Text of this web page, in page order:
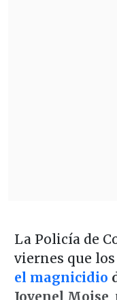
La Policía de
viernes que los
el magnicidio
Jovenel Moise